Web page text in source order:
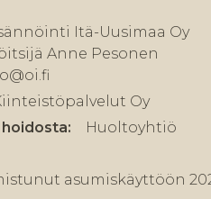
Itä-Uusimaa Oy
Anne Pesonen
Oy
Huoltoyhtiö
asumiskäyttöön